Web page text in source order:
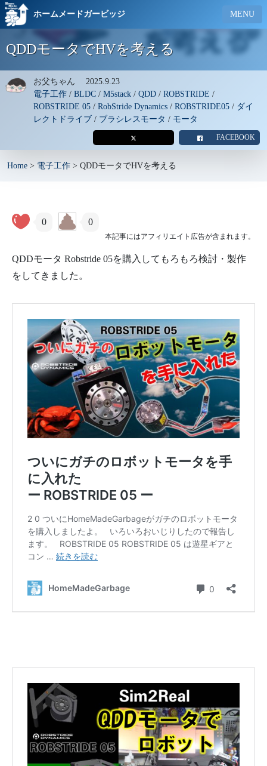
ホームメードガービッジ MENU
QDDモータでHVを考える
お父ちゃん 2025.9.23
電子工作 / BLDC / M5stack / QDD / ROBSTRIDE /
ROBSTRIDE 05 / RobStride Dynamics / ROBSTRIDE05 / ダイ
レクトドライブ / ブラシレスモータ / モータ
FACEBOOK
Home > 電子工作 > QDDモータでHVを考える
本記事にはアフィリエイト広告が含まれます。
0 0
QDDモータ Robstride 05を購入してもろもろ検討・製作
をしてきました。